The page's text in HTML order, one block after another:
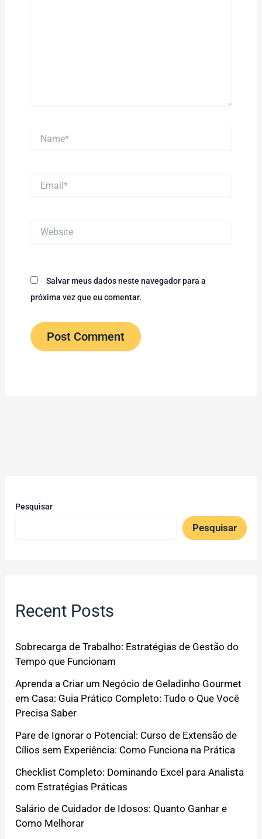
Salvar meus dados neste navegador para a
próxima vez que eu comentar.
Pesquisar
Pesquisar
Recent Posts
Sobrecarga de Trabalho: Estratégias de Gestão do
Tempo que Funcionam
Aprenda a Criar um Negócio de Geladinho Gourmet
em Casa: Guia Prático Completo: Tudo o Que Você
Precisa Saber
Pare de Ignorar o Potencial: Curso de Extensão de
Cílios sem Experiência: Como Funciona na Prática
Checklist Completo: Dominando Excel para Analista
com Estratégias Práticas
Salário de Cuidador de Idosos: Quanto Ganhar e
Como Melhorar